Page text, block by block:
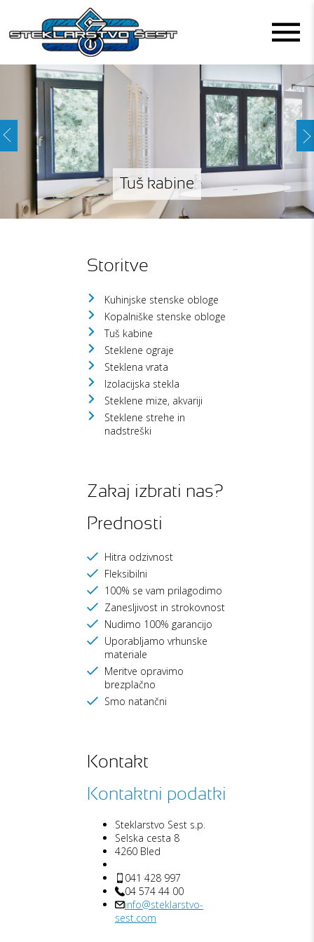
Tuš kabine
Kuhinjske stenske obloge
Kopalniške stenske obloge
Steklene ograje
Steklena vrata
Izolacijska stekla
Storitve
Kuhinjske stenske obloge
Kopalniške stenske obloge
Tuš kabine
Steklene ograje
Steklena vrata
Izolacijska stekla
Steklene mize, akvariji
Steklene strehe in
nadstreški
Zakaj izbrati nas?
Prednosti
Hitra odzivnost
Fleksibilni
100% se vam prilagodimo
Zanesljivost in strokovnost
Nudimo 100% garancijo
Uporabljamo vrhunske
materiale
Meritve opravimo
brezplačno
Smo natančni
Kontakt
Kontaktni podatki
Steklarstvo Sest s.p.
Selska cesta 8
4260 Bled
041 428 997
04 574 44 00
info@steklarstvo-
sest.com